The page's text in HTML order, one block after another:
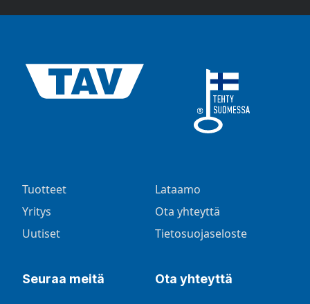
Tuotteet
Yritys
Uutiset
Lataamo
Ota yhteyttä
Tietosuojaseloste
Seuraa meitä Ota yhteyttä